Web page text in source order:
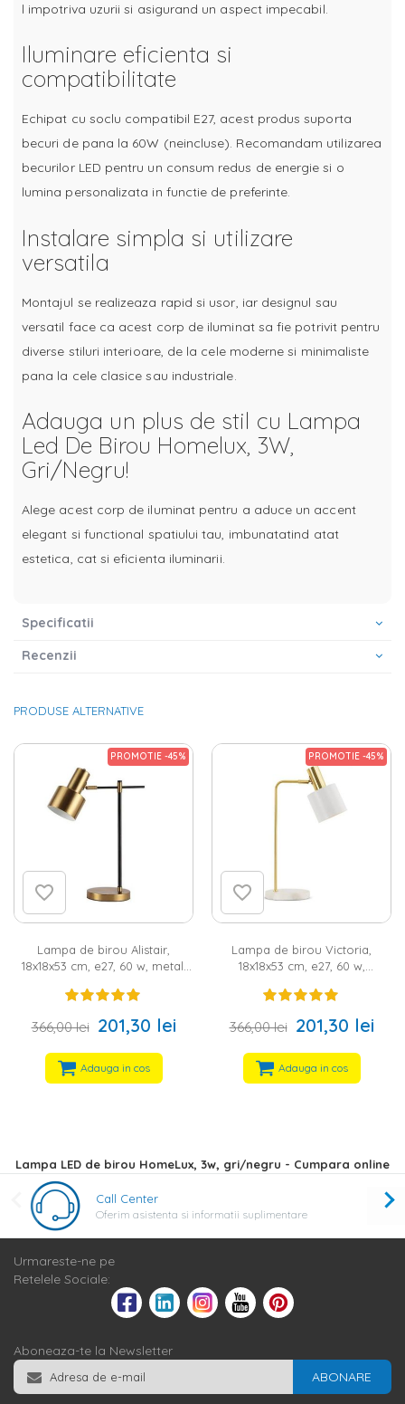
l impotriva uzurii si asigurand un aspect impecabil.
Iluminare eficienta si
compatibilitate
Echipat cu soclu compatibil E27, acest produs suporta
becuri de pana la 60W (neincluse). Recomandam utilizarea
becurilor LED pentru un consum redus de energie si o
lumina personalizata in functie de preferinte.
Instalare simpla si utilizare
versatila
Montajul se realizeaza rapid si usor, iar designul sau
versatil face ca acest corp de iluminat sa fie potrivit pentru
diverse stiluri interioare, de la cele moderne si minimaliste
pana la cele clasice sau industriale.
Adauga un plus de stil cu Lampa
Led De Birou Homelux, 3W,
Gri/Negru!
Alege acest corp de iluminat pentru a aduce un accent
elegant si functional spatiului tau, imbunatatind atat
estetica, cat si eficienta iluminarii.
Specificatii
Recenzii
PRODUSE ALTERNATIVE
PROMOTIE -45%
Lampa de birou Alistair,
18x18x53 cm, e27, 60 w, metal,
366,00 lei 201,30 lei
Adauga in cos
PROMOTIE -45%
Lampa de birou Victoria,
18x18x53 cm, e27, 60 w,
366,00 lei 201,30 lei
Adauga in cos
Lampa LED de birou HomeLux, 3w, gri/negru - Cumpara online
Call Center
Oferim asistenta si informatii suplimentare
Urmareste-ne pe
Retelele Sociale:
Aboneaza-te la Newsletter
ABONARE